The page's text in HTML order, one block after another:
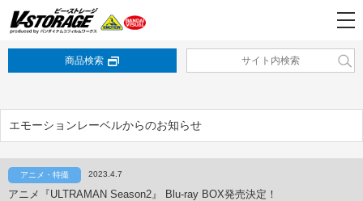
商品検索
エモーションレーベルからのお知らせ
アニメ・特撮 2023.4.7
アニメ『ULTRAMAN Season2』 Blu-ray BOX発売決定！